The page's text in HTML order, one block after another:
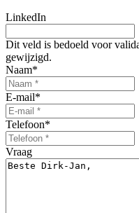
LinkedIn
Dit veld is bedoeld voor
gewijzigd.
Naam*
E-mail*
Telefoon*
Vraag